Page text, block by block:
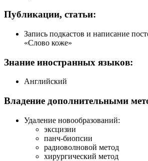
Публикации, статьи:
Запись подкастов и написание
«Слово коже»
Знание иностранных языков:
Английский
Владение дополнительными
Удаление новообразований:
эксцизии
панч-биопсии
радиоволновой метод
хирургический метод